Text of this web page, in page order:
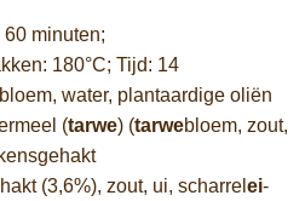
minuten;
180°C; Tijd: 14
bloem, water, plantaardige oliën
(tarwe) (tarwebloem, zout,
(3,6%), zout, ui, scharrel ei-